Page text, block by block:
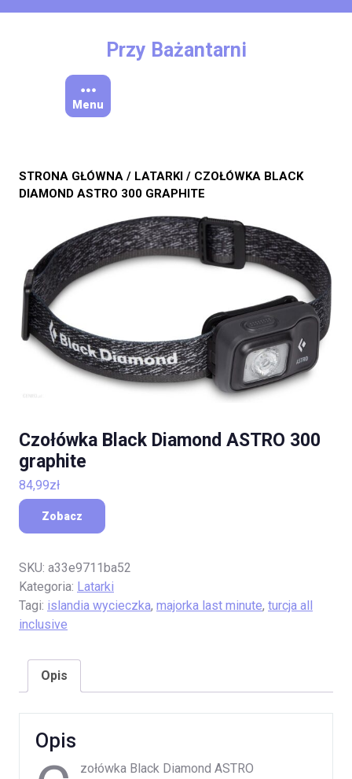
Przy Bażantarni
Menu
STRONA GŁÓWNA / LATARKI / CZOŁÓWKA BLACK
DIAMOND ASTRO 300 GRAPHITE
Czołówka Black Diamond ASTRO 300
graphite
84,99zł
Zobacz
SKU: a33e9711ba52
Kategoria: Latarki
Tagi: islandia wycieczka, majorka last minute, turcja all
inclusive
Opis
Opis
zołówka Black Diamond ASTRO